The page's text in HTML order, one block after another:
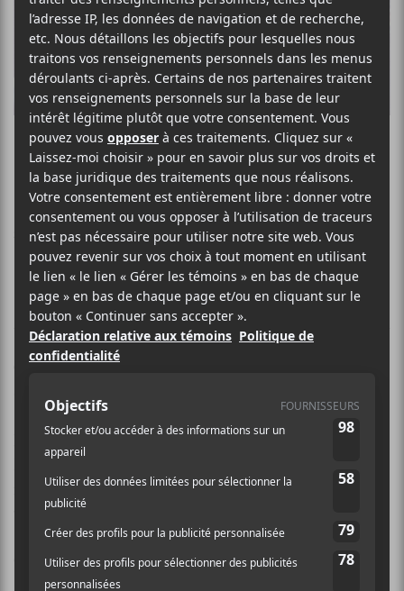
Organ Mood
ÉLECTRONIQUE EXPÉRIMENTAL
SITE WEB >
BIO
Organ Moodest un groupe montréalais créé en 2008.
Chocolat,feu doux
), Mathieu Jacques,
Estelle Frenette- Vallières et Mathieu Charbonneau.
Le groupe s’inspire des écosystèmes vivants et
mélange la musique avec des projections ainsi que du
visuel impressionnant.
Crédit photo:Bandcamp